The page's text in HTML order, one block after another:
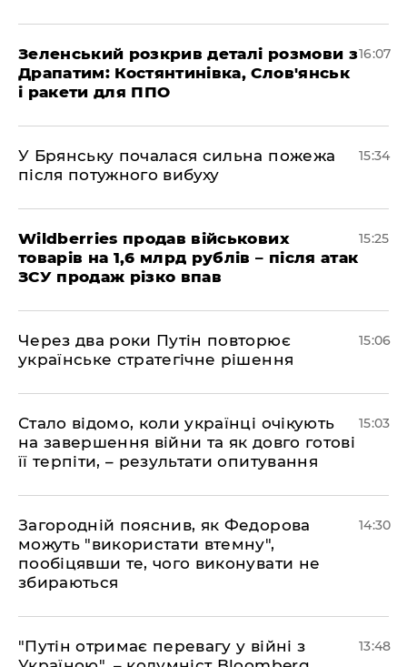
Зеленський розкрив деталі розмови з
Драпатим: Костянтинівка, Слов'янськ
і ракети для ППО
16:07
У Брянську почалася сильна пожежа
після потужного вибуху
15:34
Wildberries продав військових
товарів на 1,6 млрд рублів – після атак
ЗСУ продаж різко впав
15:25
Через два роки Путін повторює
українське стратегічне рішення
15:06
Стало відомо, коли українці очікують
на завершення війни та як довго готові
її терпіти, – результати опитування
15:03
Загородній пояснив, як Федорова
можуть "використати втемну",
пообіцявши те, чого виконувати не
збираються
14:30
"Путін отримає перевагу у війні з
13:48